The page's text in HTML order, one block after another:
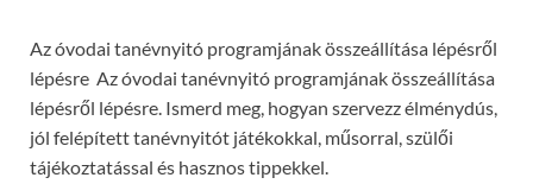
Az óvodai tanévnyitó programjának összeállítása lépésről
lépésre Az óvodai tanévnyitó programjának összeállítása
lépésről lépésre. Ismerd meg, hogyan szervezz élménydús,
jól felépített tanévnyitót játékokkal, műsorral, szülői
tájékoztatással és hasznos tippekkel.